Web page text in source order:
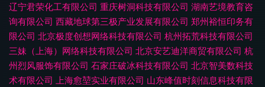
辽宁君荣化工有限公司 重庆树洞科技有限公司 湖南艺境教育咨
询有限公司 西藏地球第三极产业发展有限公司 郑州裕恒印务有
限公司 北京极度创想网络科技有限公司 杭州拓荒科技有限公司
三妹（上海）网络科技有限公司 北京安艺迪洋商贸有限公司 杭
州烈风服饰有限公司 石家庄破冰科技有限公司 北京智美数科技
术有限公司 上海愈堃实业有限公司 山东峰值时刻信息科技有限